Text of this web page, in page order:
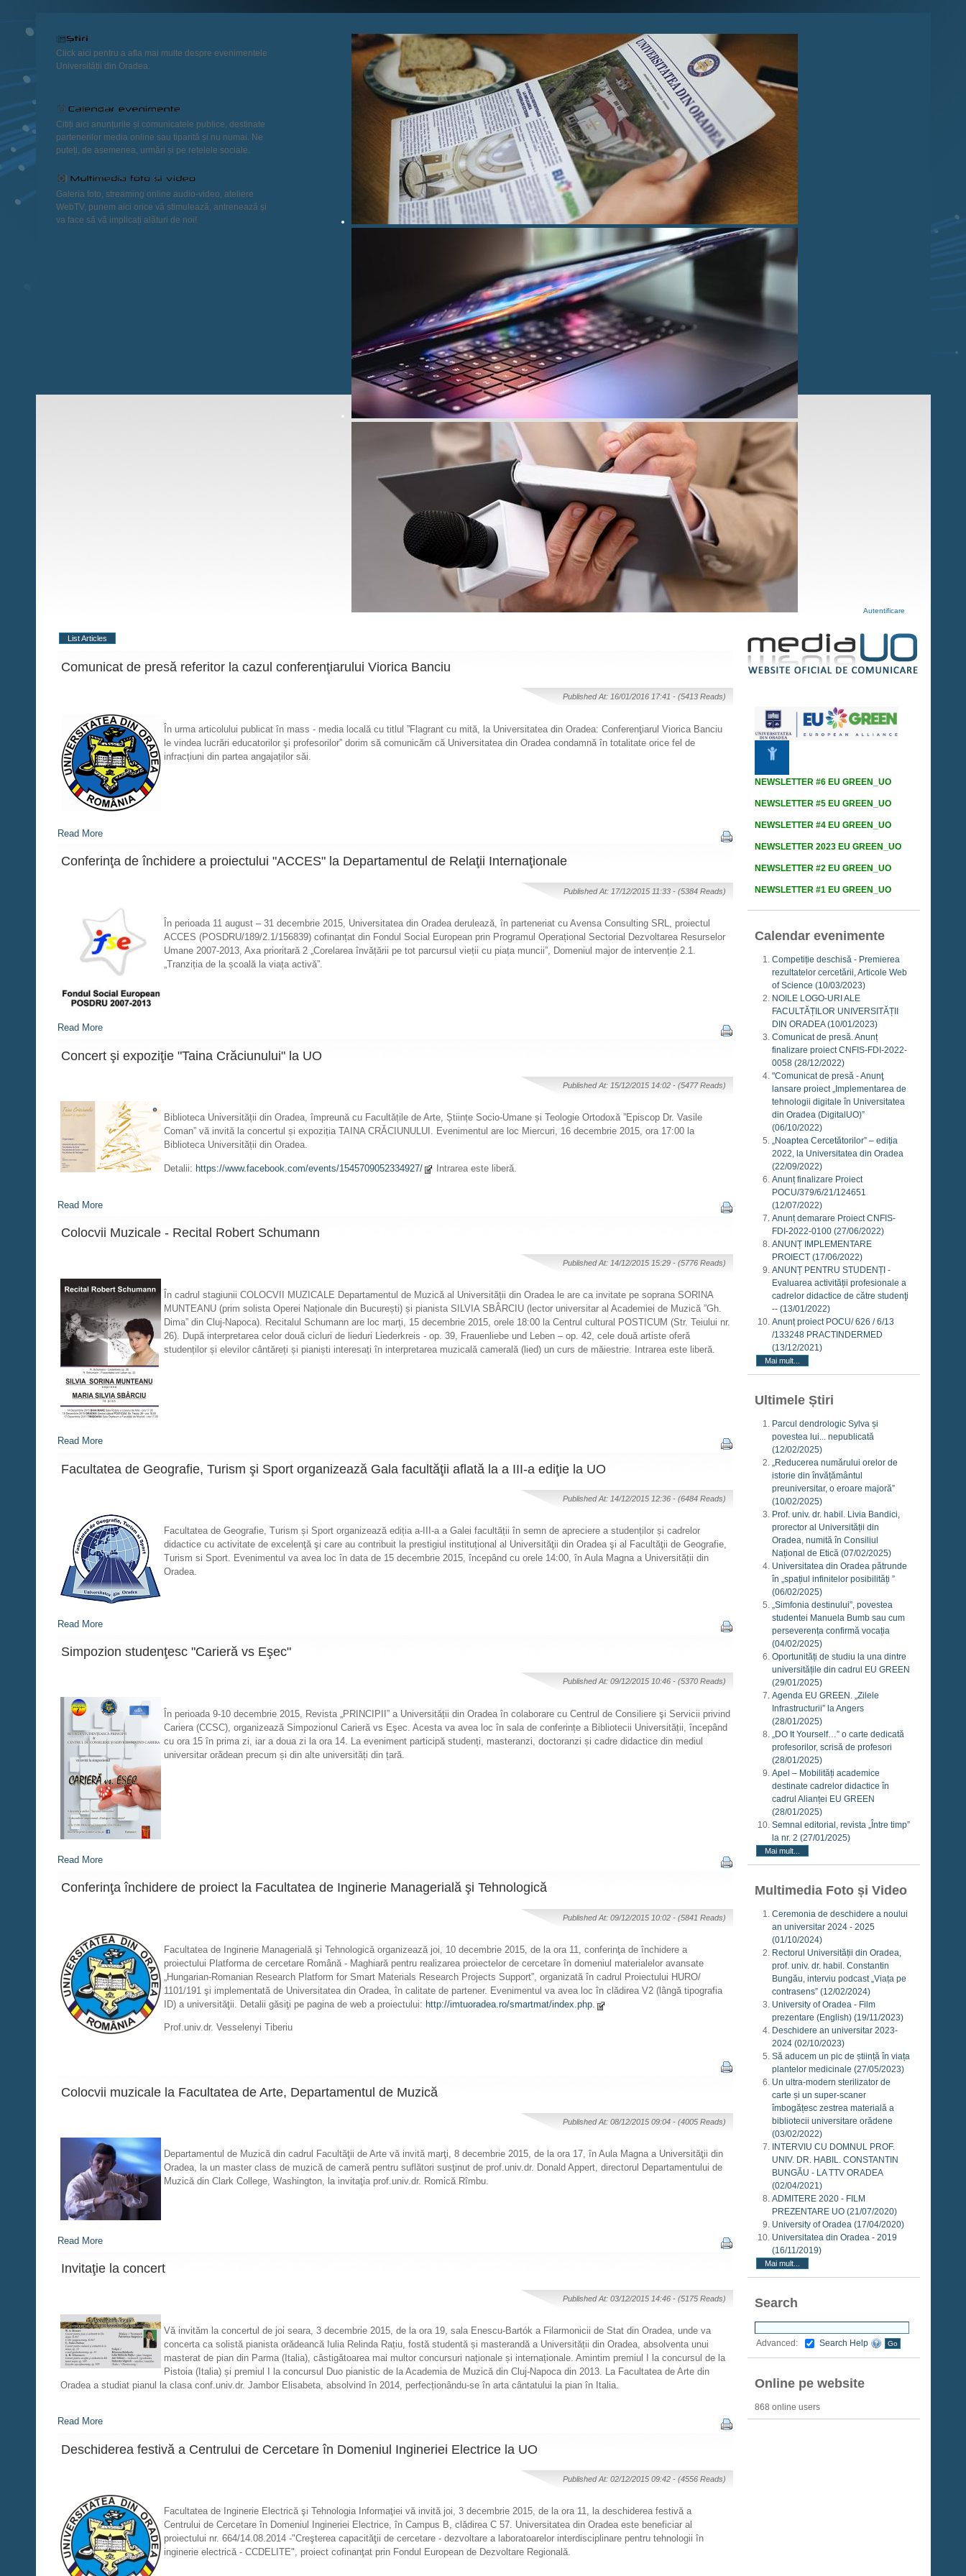
Autentificare
Click aici pentru a afla mai multe despre evenimentele
Universității din Oradea.
Citiți aici anunțurile și comunicatele publice, destinate
partenerilor media online sau tiparită și nu numai. Ne
puteți, de asemenea, urmări și pe rețelele sociale.
Galeria foto, streaming online audio-video, ateliere
WebTV, punem aici orice vă stimulează, antrenează și
va face să vă implicați alături de noi!
List Articles
Comunicat de presă referitor la cazul conferenţiarului Viorica Banciu
Published At: 16/01/2016 17:41 - (5413 Reads)
În urma articolului publicat în mass - media locală cu titlul ”Flagrant cu mită, la Universitatea din Oradea: Conferenţiarul Viorica Banciu
le vindea lucrări educatorilor şi profesorilor” dorim să comunicăm că Universitatea din Oradea condamnă în totalitate orice fel de
infracțiuni din partea angajaților săi.
Read More
Conferinţa de închidere a proiectului "ACCES" la Departamentul de Relaţii Internaţionale
Published At: 17/12/2015 11:33 - (5384 Reads)
În perioada 11 august – 31 decembrie 2015, Universitatea din Oradea derulează, în parteneriat cu Avensa Consulting SRL, proiectul
ACCES (POSDRU/189/2.1/156839) cofinanțat din Fondul Social European prin Programul Operațional Sectorial Dezvoltarea Resurselor
Umane 2007-2013, Axa prioritară 2 „Corelarea învățării pe tot parcursul vieții cu piața muncii”, Domeniul major de intervenție 2.1.
„Tranziția de la școală la viața activă”.
Read More
Concert şi expoziţie "Taina Crăciunului" la UO
Published At: 15/12/2015 14:02 - (5477 Reads)
Biblioteca Universității din Oradea, împreună cu Facultățile de Arte, Științe Socio-Umane și Teologie Ortodoxă ”Episcop Dr. Vasile
Coman” vă invită la concertul și expoziția TAINA CRĂCIUNULUI. Evenimentul are loc Miercuri, 16 decembrie 2015, ora 17:00 la
Biblioteca Universității din Oradea.
Detalii: https://www.facebook.com/events/1545709052334927/ Intrarea este liberă.
Read More
Colocvii Muzicale - Recital Robert Schumann
Published At: 14/12/2015 15:29 - (5776 Reads)
În cadrul stagiunii COLOCVII MUZICALE Departamentul de Muzică al Universității din Oradea le are ca invitate pe soprana SORINA
MUNTEANU (prim solista Operei Naționale din București) și pianista SILVIA SBÂRCIU (lector universitar al Academiei de Muzică ”Gh.
Dima” din Cluj-Napoca). Recitalul Schumann are loc marți, 15 decembrie 2015, orele 18:00 la Centrul cultural POSTICUM (Str. Teiului nr.
26). După interpretarea celor două cicluri de lieduri Liederkreis - op. 39, Frauenliebe und Leben – op. 42, cele două artiste oferă
studenților și elevilor cântăreți și pianiști interesați în interpretarea muzicală camerală (lied) un curs de măiestrie. Intrarea este liberă.
Read More
Facultatea de Geografie, Turism şi Sport organizează Gala facultăţii aflată la a III-a ediţie la UO
Published At: 14/12/2015 12:36 - (6484 Reads)
Facultatea de Geografie, Turism și Sport organizează ediția a-III-a a Galei facultății în semn de apreciere a studenților și cadrelor
didactice cu activitate de excelenţă şi care au contribuit la prestigiul instituțional al Universităţii din Oradea şi al Facultăţii de Geografie,
Turism si Sport. Evenimentul va avea loc în data de 15 decembrie 2015, începând cu orele 14:00, în Aula Magna a Universității din
Oradea.
Read More
Simpozion studenţesc "Carieră vs Eşec"
Published At: 09/12/2015 10:46 - (5370 Reads)
În perioada 9-10 decembrie 2015, Revista „PRINCIPII” a Universității din Oradea în colaborare cu Centrul de Consiliere şi Servicii privind
Cariera (CCSC), organizează Simpozionul Carieră vs Eşec. Acesta va avea loc în sala de conferințe a Bibliotecii Universității, începând
cu ora 15 în prima zi, iar a doua zi la ora 14. La eveniment participă studenți, masteranzi, doctoranzi și cadre didactice din mediul
universitar orădean precum și din alte universități din țară.
Read More
Conferinţa închidere de proiect la Facultatea de Inginerie Managerială şi Tehnologică
Published At: 09/12/2015 10:02 - (5841 Reads)
Facultatea de Inginerie Managerială şi Tehnologică organizează joi, 10 decembrie 2015, de la ora 11, conferinţa de închidere a
proiectului Platforma de cercetare Română - Maghiară pentru realizarea proiectelor de cercetare în domeniul materialelor avansate
„Hungarian-Romanian Research Platform for Smart Materials Research Projects Support”, organizată în cadrul Proiectului HURO/
1101/191 şi implementată de Universitatea din Oradea, în calitate de partener. Evenimentul va avea loc în clădirea V2 (lângă tipografia
ID) a universităţii. Detalii găsiţi pe pagina de web a proiectului: http://imtuoradea.ro/smartmat/index.php.
Prof.univ.dr. Vesselenyi Tiberiu
Colocvii muzicale la Facultatea de Arte, Departamentul de Muzică
Published At: 08/12/2015 09:04 - (4005 Reads)
Departamentul de Muzică din cadrul Facultăţii de Arte vă invită marţi, 8 decembrie 2015, de la ora 17, în Aula Magna a Universităţii din
Oradea, la un master class de muzică de cameră pentru suflători susţinut de prof.univ.dr. Donald Appert, directorul Departamentului de
Muzică din Clark College, Washington, la invitaţia prof.univ.dr. Romică Rîmbu.
Read More
Invitaţie la concert
Published At: 03/12/2015 14:46 - (5175 Reads)
Vă invităm la concertul de joi seara, 3 decembrie 2015, de la ora 19, sala Enescu-Bartók a Filarmonicii de Stat din Oradea, unde va
concerta ca solistă pianista orădeancă Iulia Relinda Rațiu, fostă studentă și masterandă a Universității din Oradea, absolventa unui
masterat de pian din Parma (Italia), câstigătoarea mai multor concursuri naționale și internaționale. Amintim premiul I la concursul de la
Pistoia (Italia) și premiul I la concursul Duo pianistic de la Academia de Muzică din Cluj-Napoca din 2013. La Facultatea de Arte din
Oradea a studiat pianul la clasa conf.univ.dr. Jambor Elisabeta, absolvind în 2014, perfecționându-se în arta cântatului la pian în Italia.
Read More
Deschiderea festivă a Centrului de Cercetare în Domeniul Ingineriei Electrice la UO
Published At: 02/12/2015 09:42 - (4556 Reads)
Facultatea de Inginerie Electrică şi Tehnologia Informaţiei vă invită joi, 3 decembrie 2015, de la ora 11, la deschiderea festivă a
Centrului de Cercetare în Domeniul Ingineriei Electrice, în Campus B, clădirea C 57. Universitatea din Oradea este beneficiar al
proiectului nr. 664/14.08.2014 -"Creşterea capacităţii de cercetare - dezvoltare a laboratoarelor interdisciplinare pentru tehnologii în
inginerie electrică - CCDELITE", proiect cofinanţat prin Fondul European de Dezvoltare Regională.
NEWSLETTER #6 EU GREEN_UO
NEWSLETTER #5 EU GREEN_UO
NEWSLETTER #4 EU GREEN_UO
NEWSLETTER 2023 EU GREEN_UO
NEWSLETTER #2 EU GREEN_UO
NEWSLETTER #1 EU GREEN_UO
Calendar evenimente
Competiție deschisă - Premierea
rezultatelor cercetării, Articole Web
of Science (10/03/2023)
NOILE LOGO-URI ALE
FACULTĂȚILOR UNIVERSITĂȚII
DIN ORADEA(10/01/2023)
Comunicat de presă. Anunț
finalizare proiect CNFIS-FDI-2022-
0058 (28/12/2022)
"Comunicat de presă - Anunţ
lansare proiect „Implementarea de
tehnologii digitale în Universitatea
din Oradea (DigitalUO)”
(06/10/2022)
„Noaptea Cercetătorilor” – ediția
2022, la Universitatea din Oradea
(22/09/2022)
Anunț finalizare Proiect
POCU/379/6/21/124651
(12/07/2022)
Anunț demarare Proiect CNFIS-
FDI-2022-0100 (27/06/2022)
ANUNȚ IMPLEMENTARE
PROIECT (17/06/2022)
ANUNȚ PENTRU STUDENȚI -
Evaluarea activității profesionale a
cadrelor didactice de către studenţi
-- (13/01/2022)
Anunț proiect POCU/ 626 / 6/13
/133248 PRACTINDERMED
(13/12/2021)
Mai mult...
Ultimele Știri
Parcul dendrologic Sylva și
povestea lui... nepublicată
(12/02/2025)
„Reducerea numărului orelor de
istorie din învățământul
preuniversitar, o eroare majoră”
(10/02/2025)
Prof. univ. dr. habil. Livia Bandici,
prorector al Universității din
Oradea, numită în Consiliul
Național de Etică (07/02/2025)
Universitatea din Oradea pătrunde
în „spațiul infinitelor posibilități ”
(06/02/2025)
„Simfonia destinului”, povestea
studentei Manuela Bumb sau cum
perseverența confirmă vocația
(04/02/2025)
Oportunități de studiu la una dintre
universitățile din cadrul EU GREEN
(29/01/2025)
Agenda EU GREEN. „Zilele
Infrastructurii” la Angers
(28/01/2025)
„DO It Yourself…” o carte dedicată
profesorilor, scrisă de profesori
(28/01/2025)
Apel – Mobilități academice
destinate cadrelor didactice în
cadrul Alianței EU GREEN
(28/01/2025)
Semnal editorial, revista „Între timp”
la nr. 2 (27/01/2025)
Mai mult...
Multimedia Foto și Video
Ceremonia de deschidere a noului
an universitar 2024 - 2025
(01/10/2024)
Rectorul Universității din Oradea,
prof. univ. dr. habil. Constantin
Bungău, interviu podcast „Viața pe
contrasens” (12/02/2024)
University of Oradea - Film
prezentare (English) (19/11/2023)
Deschidere an universitar 2023-
2024 (02/10/2023)
Să aducem un pic de știință în viața
plantelor medicinale (27/05/2023)
Un ultra-modern sterilizator de
carte și un super-scaner
îmbogățesc zestrea materială a
bibliotecii universitare orădene
(03/02/2022)
INTERVIU CU DOMNUL PROF.
UNIV. DR. HABIL. CONSTANTIN
BUNGĂU - LA TTV ORADEA
(02/04/2021)
ADMITERE 2020 - FILM
PREZENTARE UO (21/07/2020)
University of Oradea (17/04/2020)
Universitatea din Oradea - 2019
(16/11/2019)
Mai mult...
Search
Advanced: Search Help
Online pe website
868 online users